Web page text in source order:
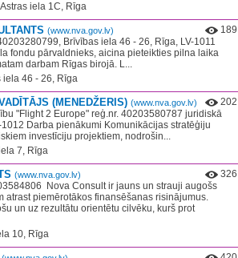
iela 1C, Rīga
(www.nva.gov.lv)
189
Brīvības iela 46 - 26, Rīga, LV-1011
fondu pārvaldnieks, aicina pieteikties pilna laika
darbam Rīgas birojā. L...
iela 46 - 26, Rīga
(MENEDŽERIS) (www.nva.gov.lv)
202
"Flight 2 Europe" reģ.nr. 40203580787 juridiskā
Darba pienākumi Komunikācijas stratēģiju
investīciju projektiem, nodrošin...
7, Rīga
(www.nva.gov.lv)
326
Nova Consult ir jauns un strauji augošs
atrast piemērotākos finansēšanas risinājumus.
un uz rezultātu orientētu cilvēku, kurš prot
10, Rīga